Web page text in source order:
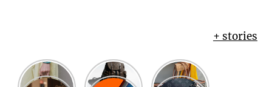
+ stories